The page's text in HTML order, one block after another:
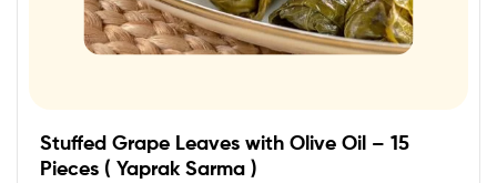
Stuffed Grape Leaves with Olive Oil – 15
Pieces ( Yaprak Sarma )